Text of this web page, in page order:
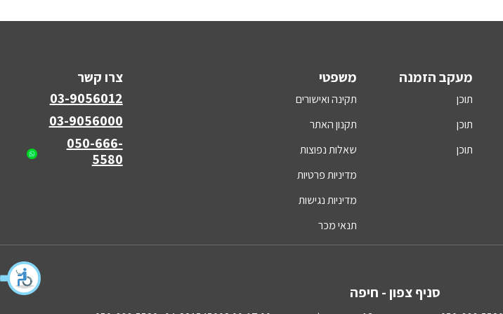
מעקב הזמנה
תוכן
תוכן
תוכן
משפטי
תקינה ואישורים
תקנון האתר
שאלות נפוצות
מדיניות פרטיות
מדיניות נגישות
תנאי מכר
צרו קשר
03-9056012
03-9056000
050-666-
5580
סניף צפון - חיפה